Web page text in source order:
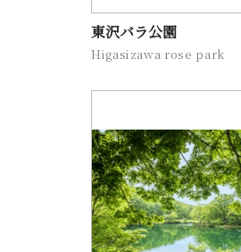
東沢バラ公園
Higasizawa rose park